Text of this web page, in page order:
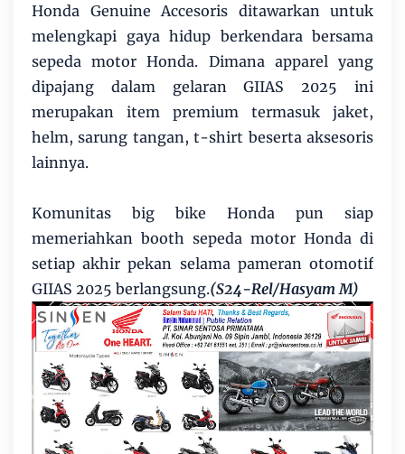
Honda Genuine Accesoris ditawarkan untuk
melengkapi gaya hidup berkendara bersama
sepeda motor Honda. Dimana apparel yang
dipajang dalam gelaran GIIAS 2025 ini
merupakan item premium termasuk jaket,
helm, sarung tangan, t-shirt beserta aksesoris
lainnya.
Komunitas big bike Honda pun siap
memeriahkan booth sepeda motor Honda di
setiap akhir pekan selama pameran otomotif
GIIAS 2025 berlangsung.(S24-Rel/Hasyam M)